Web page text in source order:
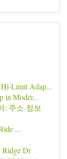
Hi-Limit Adap...
in Moder...
: 주소 정보
...
Ridge Dr